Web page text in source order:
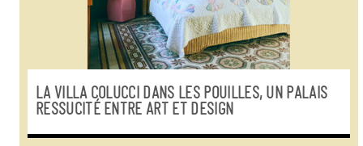
LA VILLA COLUCCI DANS LES POUILLES, UN PALAIS
RESSUCITÉ ENTRE ART ET DESIGN